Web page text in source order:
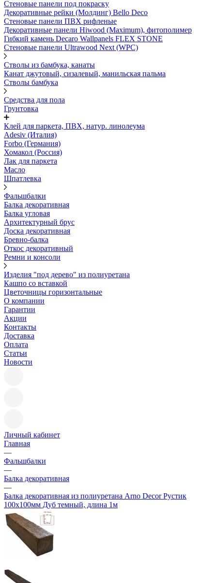
Стеновые панели под покраску
Декоративные рейки (Молдинг) Bello Deco
Стеновые панели ПВХ рифленыe
Декоративные панели Hiwood (Maximum), фитополимер
Гибкий камень Decaro Wallpanels FLEX STONE
Стеновые панели Ultrawood Next (WPC)
Стволы из бамбука, канаты
Канат джутовый, сизалевый, манильская пальма
Стволы бамбука
Средства для пола
Грунтовка
Клей для паркета, ПВХ, натур. линолеума
Adesiv (Италия)
Forbo (Германия)
Хомакол (Россия)
Лак для паркета
Масло
Шпатлевка
Фальшбалки
Балка декоративная
Балка угловая
Архитектурный брус
Доска декоративная
Бревно-балка
Откос декоративный
Ремни и консоли
Изделия "под дерево" из полиуретана
Кашпо со вставкой
Цветочницы горизонтальные
О компании
Гарантии
Акции
Контакты
Доставка
Оплата
Статьи
Новости
Личный кабинет
Главная
—
Фальшбалки
—
Балка декоративная
—
Балка декоративная из полиуретана Arno Decor Рустик
100х100мм Дуб темный, длина 1м